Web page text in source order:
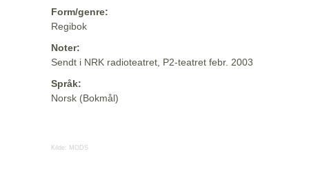
Form/genre:
Regibok
Noter:
Sendt i NRK radioteatret, P2-teatret febr. 2003
Språk:
Norsk (Bokmål)
Kilde: MODS